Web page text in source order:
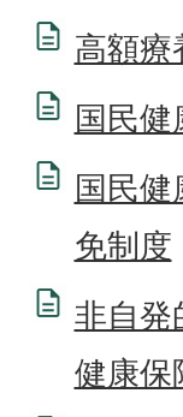
高額療
国民健
国民
免制度
非自発
健康保